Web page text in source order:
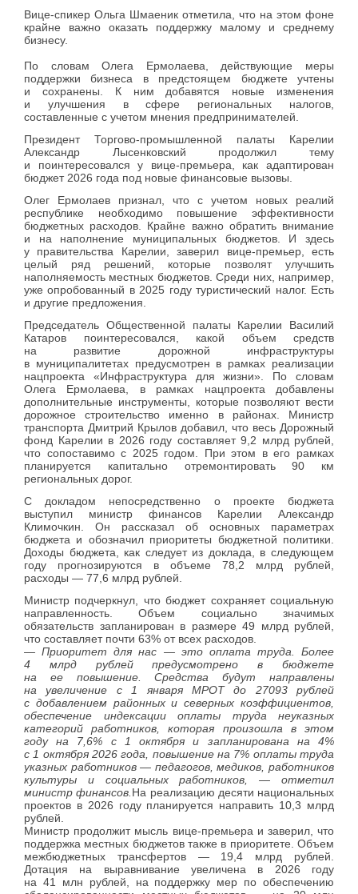
Вице-спикер Ольга Шмаеник отметила, что на этом фоне
крайне важно оказать поддержку малому и среднему
бизнесу.
По словам Олега Ермолаева, действующие меры
поддержки бизнеса в предстоящем бюджете учтены
и сохранены. К ним добавятся новые изменения
и улучшения в сфере региональных налогов,
составленные с учетом мнения предпринимателей.
Президент Торгово-промышленной палаты Карелии
Александр Лысенковский продолжил тему
и поинтересовался у вице-премьера, как адаптирован
бюджет 2026 года под новые финансовые вызовы.
Олег Ермолаев признал, что с учетом новых реалий
республике необходимо повышение эффективности
бюджетных расходов. Крайне важно обратить внимание
и на наполнение муниципальных бюджетов. И здесь
у правительства Карелии, заверил вице-премьер, есть
целый ряд решений, которые позволят улучшить
наполняемость местных бюджетов. Среди них, например,
уже опробованный в 2025 году туристический налог. Есть
и другие предложения.
Председатель Общественной палаты Карелии Василий
Катаров поинтересовался, какой объем средств
на развитие дорожной инфраструктуры
в муниципалитетах предусмотрен в рамках реализации
нацпроекта «Инфраструктура для жизни». По словам
Олега Ермолаева, в рамках нацпроекта добавлены
дополнительные инструменты, которые позволяют вести
дорожное строительство именно в районах. Министр
транспорта Дмитрий Крылов добавил, что весь Дорожный
фонд Карелии в 2026 году составляет 9,2 млрд рублей,
что сопоставимо с 2025 годом. При этом в его рамках
планируется капитально отремонтировать 90 км
региональных дорог.
С докладом непосредственно о проекте бюджета
выступил министр финансов Карелии Александр
Климочкин. Он рассказал об основных параметрах
бюджета и обозначил приоритеты бюджетной политики.
Доходы бюджета, как следует из доклада, в следующем
году прогнозируются в объеме 78,2 млрд рублей,
расходы — 77,6 млрд рублей.
Министр подчеркнул, что бюджет сохраняет социальную
направленность. Объем социально значимых
обязательств запланирован в размере 49 млрд рублей,
что составляет почти 63% от всех расходов.
— Приоритет для нас — это оплата труда. Более
4 млрд рублей предусмотрено в бюджете
на ее повышение. Средства будут направлены
на увеличение с 1 января МРОТ до 27093 рублей
с добавлением районных и северных коэффициентов,
обеспечение индексации оплаты труда неуказных
категорий работников, которая произошла в этом
году на 7,6% с 1 октября и запланирована на 4%
с 1 октября 2026 года, повышение на 7% оплаты труда
указных работников — педагогов, медиков, работников
культуры и социальных работников, — отметил
министр финансов.На реализацию десяти национальных
проектов в 2026 году планируется направить 10,3 млрд
рублей.
Министр продолжит мысль вице-премьера и заверил, что
поддержка местных бюджетов также в приоритете. Объем
межбюджетных трансфертов — 19,4 млрд рублей.
Дотация на выравнивание увеличена в 2026 году
на 41 млн рублей, на поддержку мер по обеспечению